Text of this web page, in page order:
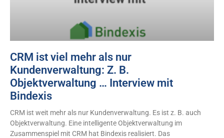
CRM ist viel mehr als nur
Kundenverwaltung: Z. B.
Objektverwaltung … Interview mit
Bindexis
CRM ist weit mehr als nur Kundenverwaltung. Es ist z. B. auch
Objektverwaltung. Eine intelligente Objektverwaltung im
Zusammenspiel mit CRM hat Bindexis realisiert. Das